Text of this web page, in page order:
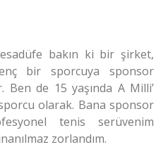
bakın ki bir şirket,
bir sporcuya sponsor
de 15 yaşında A Milli’
olarak. Bana sponsor
tenis serüvenim
zorlandım.